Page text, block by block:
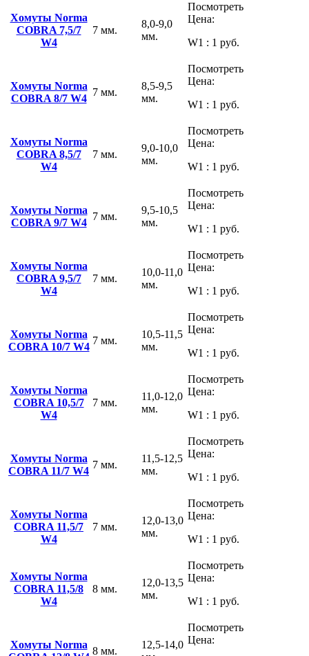
Хомуты Norma
COBRA 7,5/7
W4
7 мм.
8,0-9,0
мм.
Посмотреть
Цена:
W1 : 1 руб.
Хомуты Norma
COBRA 8/7 W4
7 мм.
8,5-9,5
мм.
Посмотреть
Цена:
W1 : 1 руб.
Хомуты Norma
COBRA 8,5/7
W4
7 мм.
9,0-10,0
мм.
Посмотреть
Цена:
W1 : 1 руб.
Хомуты Norma
COBRA 9/7 W4
7 мм.
9,5-10,5
мм.
Посмотреть
Цена:
W1 : 1 руб.
Хомуты Norma
COBRA 9,5/7
W4
7 мм.
10,0-11,0
мм.
Посмотреть
Цена:
W1 : 1 руб.
Хомуты Norma
COBRA 10/7 W4
7 мм.
10,5-11,5
мм.
Посмотреть
Цена:
W1 : 1 руб.
Хомуты Norma
COBRA 10,5/7
W4
7 мм.
11,0-12,0
мм.
Посмотреть
Цена:
W1 : 1 руб.
Хомуты Norma
COBRA 11/7 W4
7 мм.
11,5-12,5
мм.
Посмотреть
Цена:
W1 : 1 руб.
Хомуты Norma
COBRA 11,5/7
W4
7 мм.
12,0-13,0
мм.
Посмотреть
Цена:
W1 : 1 руб.
Хомуты Norma
COBRA 11,5/8
W4
8 мм.
12,0-13,5
мм.
Посмотреть
Цена:
W1 : 1 руб.
Хомуты Norma
8 мм.
12,5-14,0
Посмотреть
Цена: